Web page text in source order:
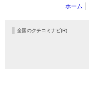
ホーム
全国のクチコミナビ(R)